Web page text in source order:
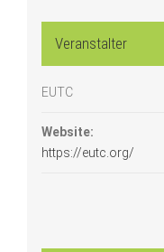
Veranstalter
EUTC
Website:
https://eutc.org/